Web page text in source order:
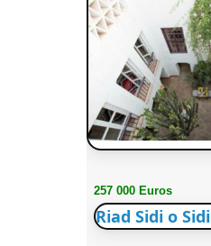
257 000 Euros
Riad Sidi o Sidi